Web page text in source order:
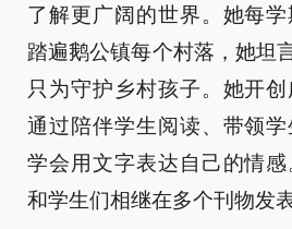
了解更广阔的世界。她每
踏遍鹅公镇每个村落，她坦
只为守护乡村孩子。她开创
通过陪伴学生阅读、带领
学会用文字表达自己的情感
和学生们相继在多个刊物发